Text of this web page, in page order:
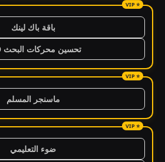
باقة باك لينك
تحسين محركات البحث SEO
ماسنجر المسلم
ضوء التعليمي